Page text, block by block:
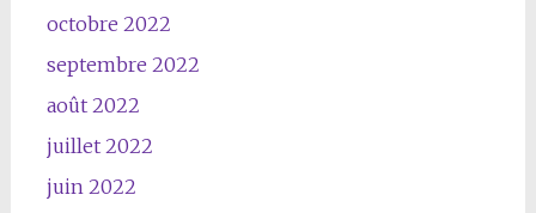
octobre 2022
septembre 2022
août 2022
juillet 2022
juin 2022